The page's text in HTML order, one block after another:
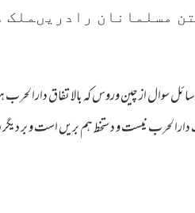
مسلمانان رادریںملک
از چین وروس کہ بالا تفاق دارالحرب
نیست و دستخط ہم بریں است و بر